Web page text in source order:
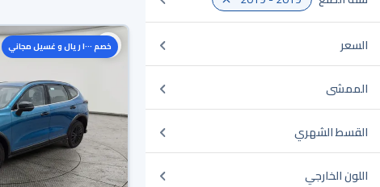
السعر
الممشى
القسط الشهري
اللون الخارجي
خصم ١٠٠٠ ريال و غسيل مجاني